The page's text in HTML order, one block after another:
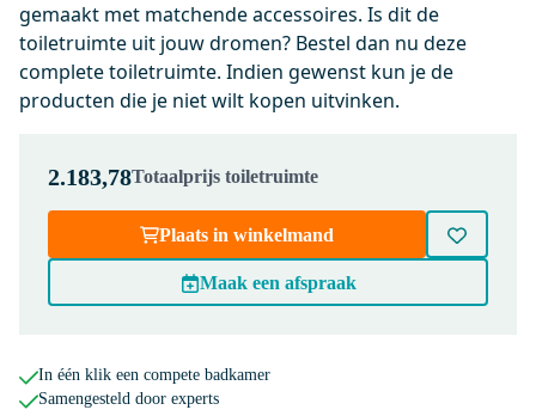
911013791
Geberit Bedieningspaneel Toilet
| Sigma 50 Wit Goud
0,-
200-1202GG
Radius WC Borstel | Goud |
0,-
gemaakt met matchende accessoires. Is dit de
toiletruimte uit jouw dromen? Bestel dan nu deze
complete toiletruimte. Indien gewenst kun je de
producten die je niet wilt kopen uitvinken.
2.183,78Totaalprijs toiletruimte
Plaats in winkelmand
Maak een afspraak
In één klik een compete badkamer
Samengesteld door experts